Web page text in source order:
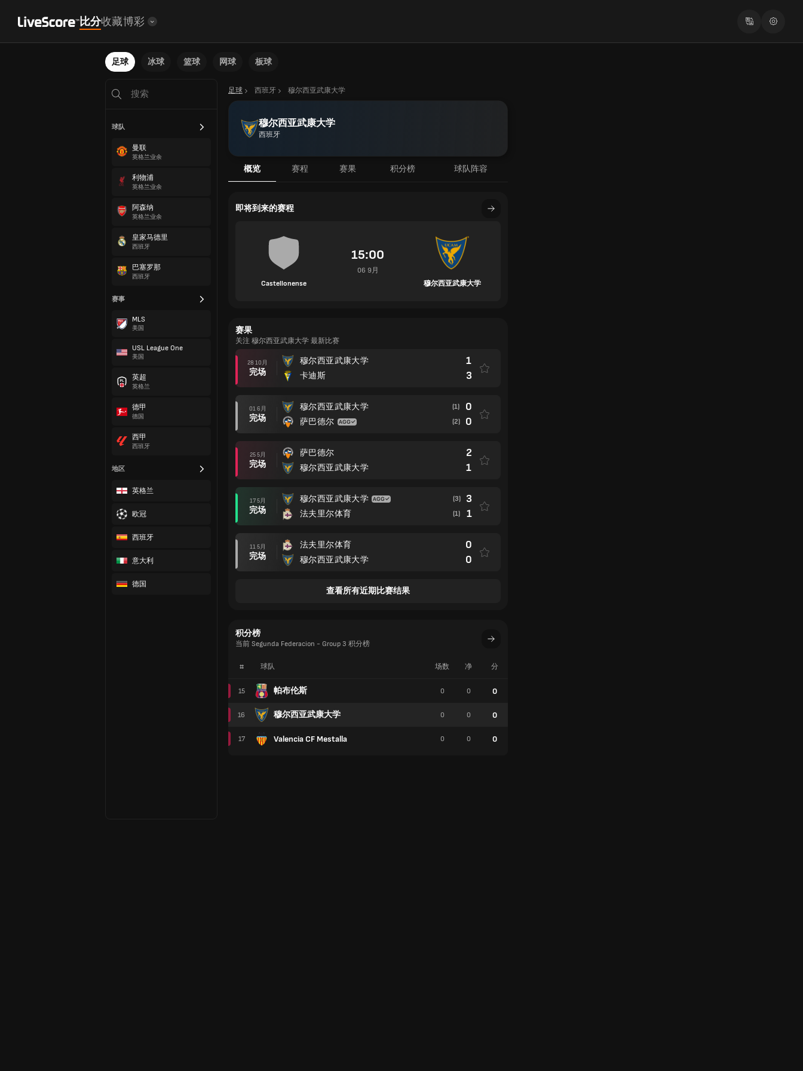
比分收藏博彩
足球 冰球 篮球 网球 板球
球队
曼联
英格兰业余
利物浦
英格兰业余
阿森纳
英格兰业余
皇家马德里
西班牙
巴塞罗那
西班牙
赛事
MLS
美国
USL League One
美国
英超
英格兰
德甲
德国
西甲
西班牙
地区
英格兰
欧冠
西班牙
意大利
德国
足球 西班牙 穆尔西亚武康大学
穆尔西亚武康大学
西班牙
概览 赛程 赛果 积分榜 球队阵容
即将到来的赛程
Castellonense
15:00
06 9月
穆尔西亚武康大学
赛果
关注 穆尔西亚武康大学 最新比赛
28 10月
完场
穆尔西亚武康大学
卡迪斯
1
3
01 6月
完场
穆尔西亚武康大学
萨巴德尔
(1) 0
(2) 0
25 5月
完场
萨巴德尔
穆尔西亚武康大学
2
1
17 5月
完场
穆尔西亚武康大学
法夫里尔体育
(3) 3
(1) 1
11 5月
完场
法夫里尔体育
穆尔西亚武康大学
0
0
查看所有近期比赛结果
积分榜
当前 Segunda Federacion - Group 3 积分榜
# 球队
15 帕布伦斯
16 穆尔西亚武康大学
17 Valencia CF Mestalla
场数 净 分
0 0 0
0 0 0
0 0 0